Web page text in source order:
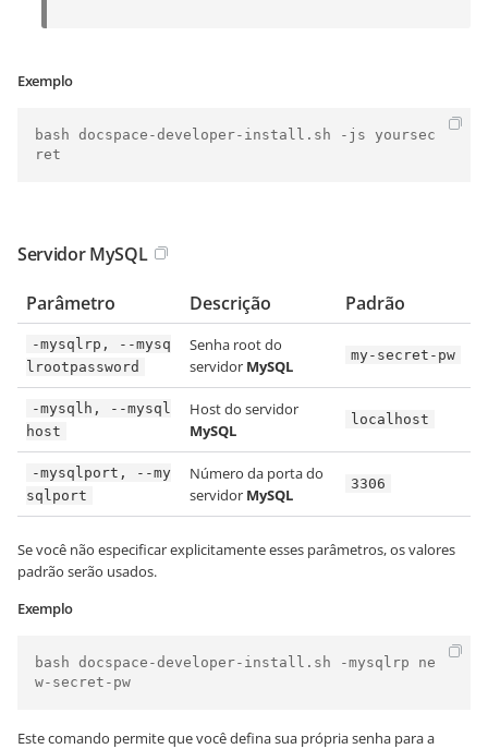
Exemplo
bash docspace-developer-install.sh -js yoursec
ret
Servidor MySQL
Parâmetro Descrição Padrão
-mysqlrp, --mysq
lrootpassword
Senha root do
servidor MySQL
my-secret-pw
-mysqlh, --mysql
host
Host do servidor
MySQL
localhost
-mysqlport, --my
sqlport
Número da porta do
servidor MySQL
3306
Se você não especificar explicitamente esses parâmetros, os valores
padrão serão usados.
Exemplo
bash docspace-developer-install.sh -mysqlrp ne
w-secret-pw
Este comando permite que você defina sua própria senha para a